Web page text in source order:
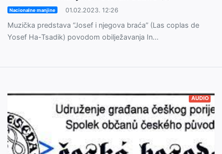
Nacionalne manjine 01.02.2023. 12:26
Muzička predstava “Josef i njegova braća” (Las coplas de
Yosef Ha-Tsadik) povodom obilježavanja In...
AUDIO